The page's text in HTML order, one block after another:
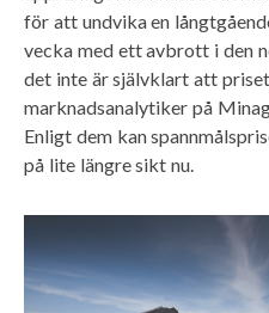
för att undvika en
vecka med ett avbrott i den
det inte är självklart att
marknadsanalytiker på
Enligt dem kan
på lite längre sikt nu.